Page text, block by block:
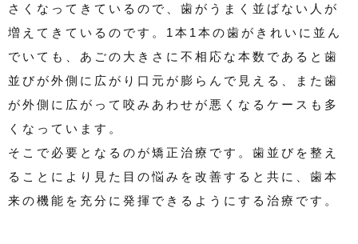
さくなってきているので、歯がうまく並ばない人が
増えてきているのです。1本1本の歯がきれいに並ん
でいても、あごの大きさに不相応な本数であると歯
並びが外側に広がり口元が膨らんで見える、また歯
が外側に広がって咬みあわせが悪くなるケースも多
くなっています。
そこで必要となるのが矯正治療です。歯並びを整え
ることにより見た目の悩みを改善すると共に、歯本
来の機能を充分に発揮できるようにする治療です。